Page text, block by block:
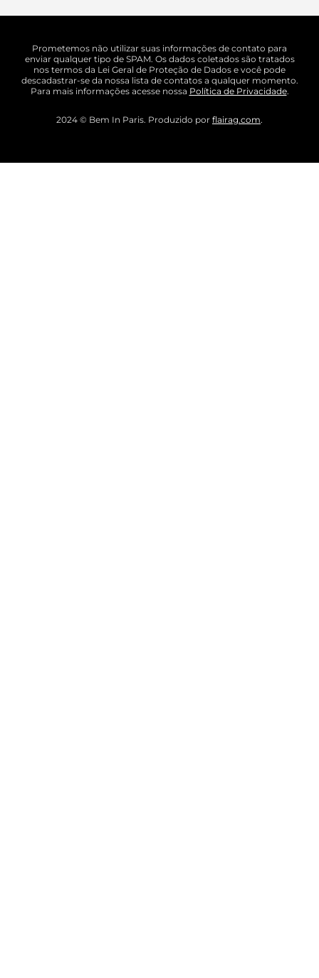
Prometemos não utilizar suas informações de contato para
enviar qualquer tipo de SPAM. Os dados coletados são tratados
nos termos da Lei Geral de Proteção de Dados e você pode
descadastrar-se da nossa lista de contatos a qualquer momento.
Para mais informações acesse nossa Política de Privacidade.
2024 © Bem In Paris. Produzido por flairag.com.